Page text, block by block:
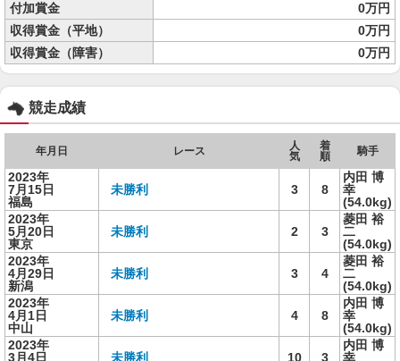
付加賞金
0万円
収得賞金（平地）
0万円
収得賞金（障害）
0万円
競走成績
年月日 レース
人
気
着
順
騎手
2023年
7月15日
福島
未勝利 3 8
内田 博
幸
(54.0kg)
2023年
5月20日
東京
未勝利 2 3
菱田 裕
二
(54.0kg)
2023年
4月29日
新潟
未勝利 3 4
菱田 裕
二
(54.0kg)
2023年
4月1日
中山
未勝利 4 8
内田 博
幸
(54.0kg)
2023年
3月4日
未勝利 10 3
内田 博
幸